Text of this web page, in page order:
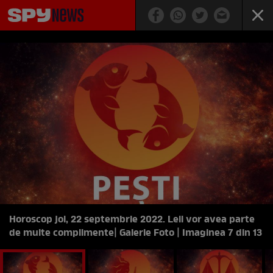
Horoscop joi, 22 septembrie 2022. Leii vor avea parte
de multe complimente| Galerie Foto | Imaginea 7 din 13